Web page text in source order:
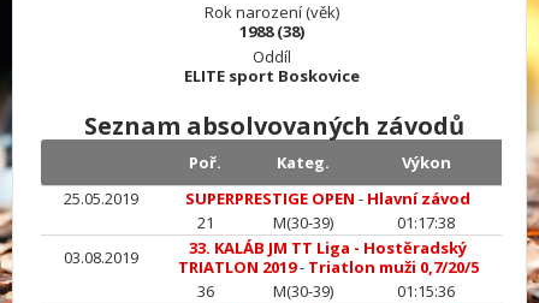
Rok narození (věk)
1988 (38)
Oddíl
ELITE sport Boskovice
Seznam absolvovaných závodů
Poř. Kateg.
Výkon
25.05.2019
SUPERPRESTIGE OPEN - Hlavní závod
21
M(30-39)
01:17:38
03.08.2019
33. KALÁB JM TT Liga - Hostěradský
TRIATLON 2019- Triatlon muži 0,7/20/5
36
M(30-39)
01:15:36